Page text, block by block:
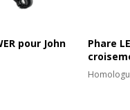
pour John
Phare